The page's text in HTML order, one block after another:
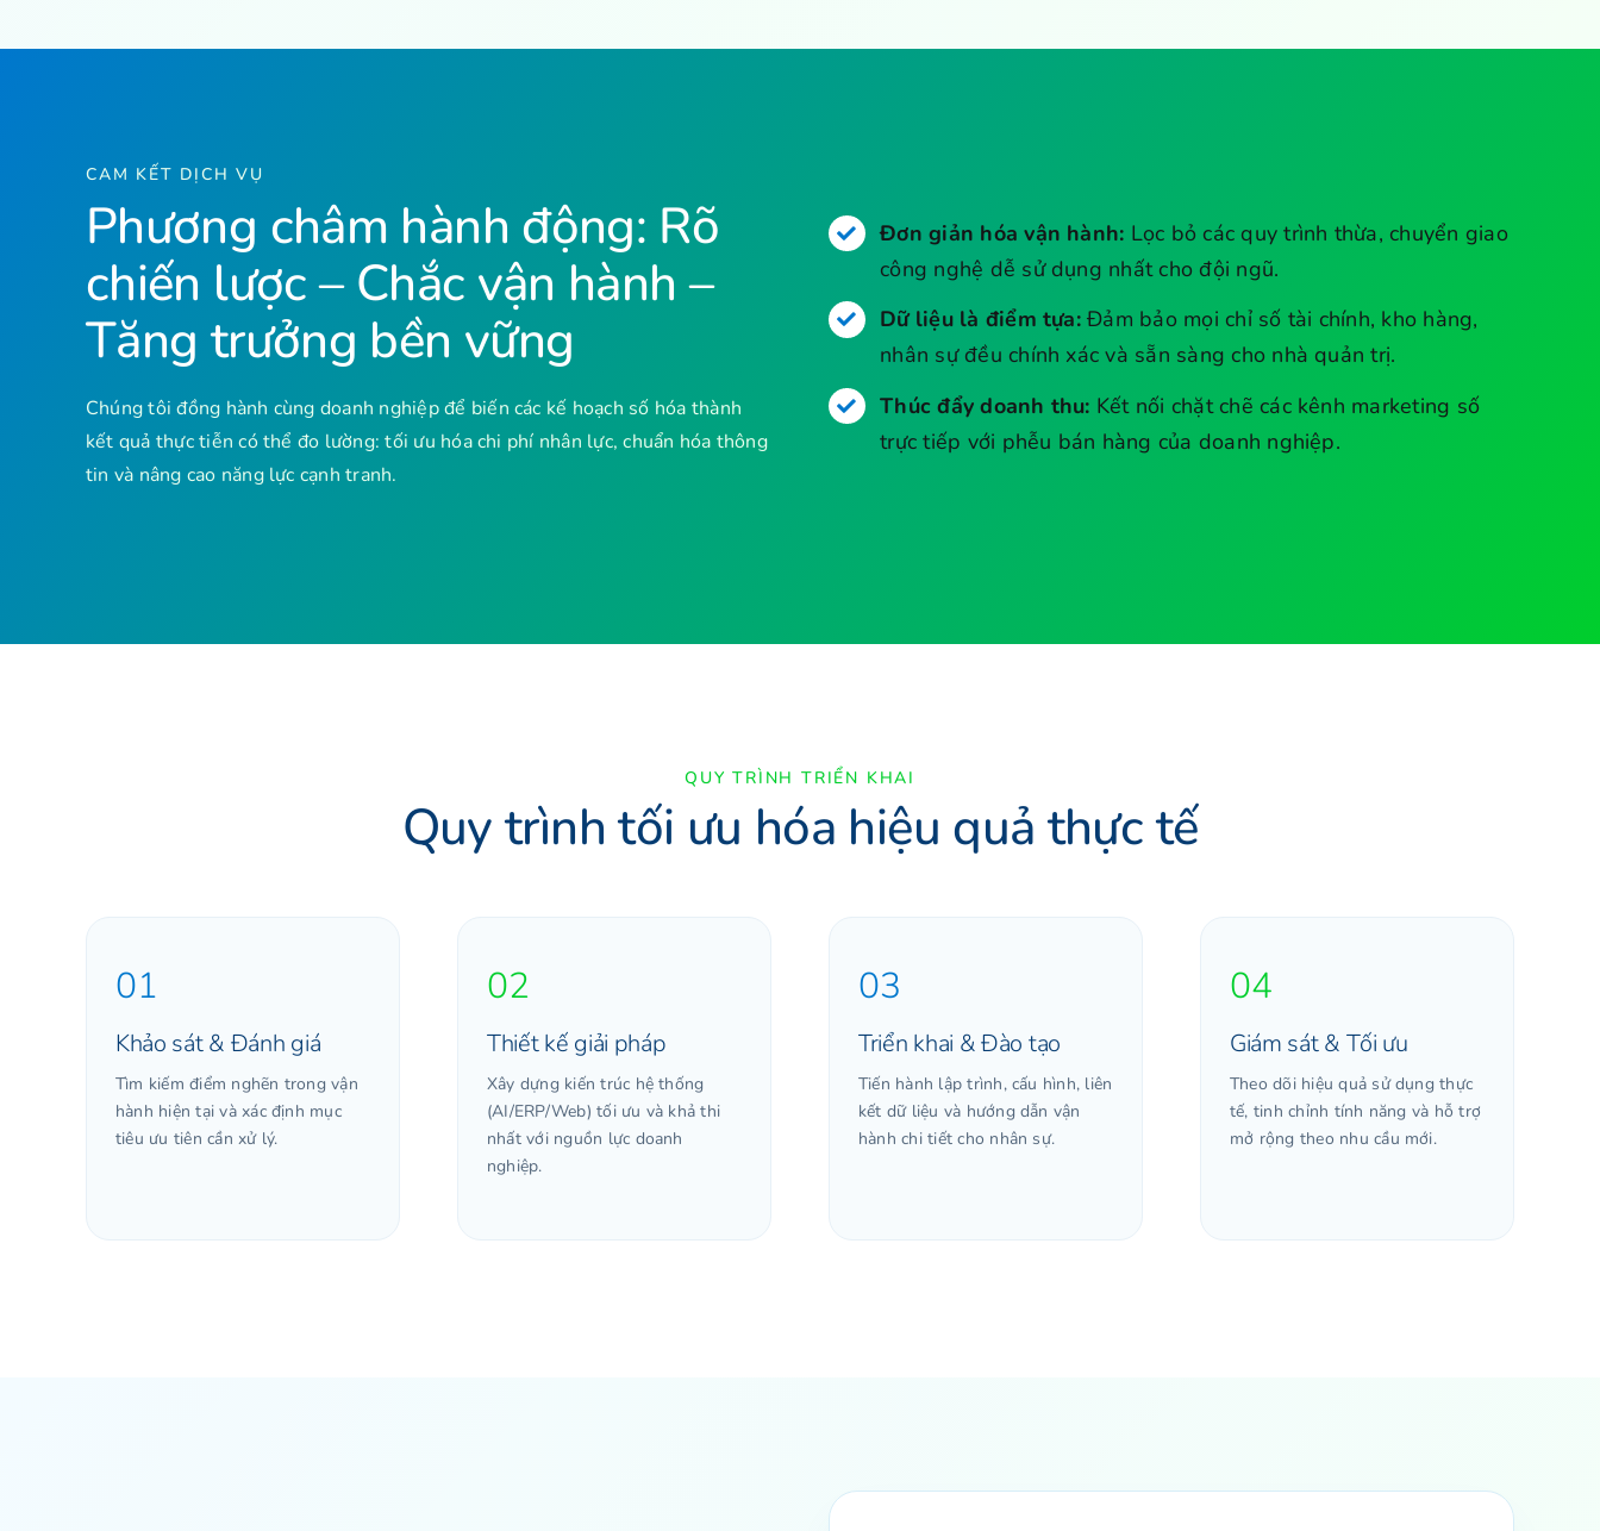
CAM KẾT DỊCH VỤ
Phương châm hành động: Rõ
chiến lược – Chắc vận hành –
Tăng trưởng bền vững
Chúng tôi đồng hành cùng doanh nghiệp để biến các kế hoạch số hóa thành
kết quả thực tiễn có thể đo lường: tối ưu hóa chi phí nhân lực, chuẩn hóa thông
tin và nâng cao năng lực cạnh tranh.
Đơn giản hóa vận hành: Lọc bỏ các quy trình thừa, chuyển giao
công nghệ dễ sử dụng nhất cho đội ngũ.
Dữ liệu là điểm tựa:Đảm bảo mọi chỉ số tài chính, kho hàng,
nhân sự đều chính xác và sẵn sàng cho nhà quản trị.
Thúc đẩy doanh thu: Kết nối chặt chẽ các kênh marketing số
trực tiếp với phễu bán hàng của doanh nghiệp.
QUY TRÌNH TRIỂN KHAI
Quy trình tối ưu hóa hiệu quả thực tế
01
Khảo sát & Đánh giá
Tìm kiếm điểm nghẽn trong vận
hành hiện tại và xác định mục
tiêu ưu tiên cần xử lý.
02
Thiết kế giải pháp
Xây dựng kiến trúc hệ thống
(AI/ERP/Web) tối ưu và khả thi
nhất với nguồn lực doanh
nghiệp.
03
Triển khai & Đào tạo
Tiến hành lập trình, cấu hình, liên
kết dữ liệu và hướng dẫn vận
hành chi tiết cho nhân sự.
04
Giám sát & Tối ưu
Theo dõi hiệu quả sử dụng thực
tế, tinh chỉnh tính năng và hỗ trợ
mở rộng theo nhu cầu mới.